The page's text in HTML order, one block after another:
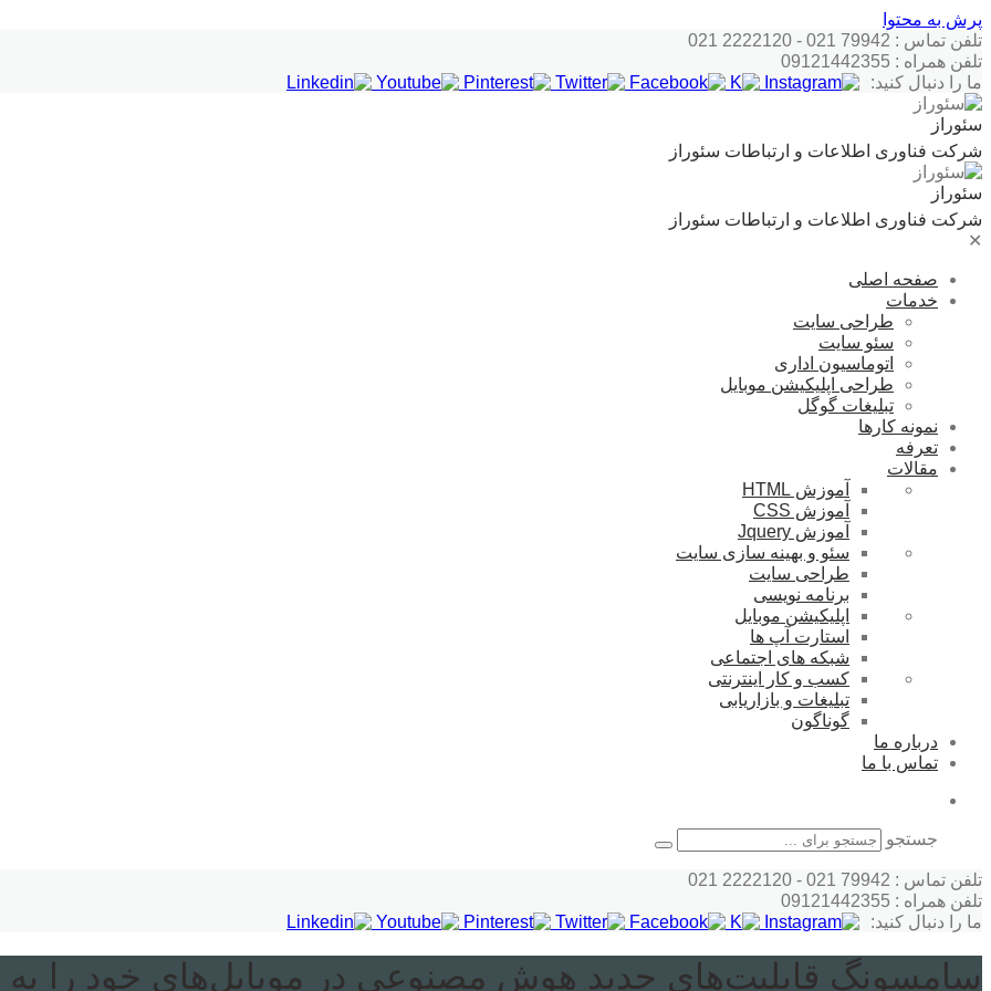
پرش به محتوا
تلفن تماس : 79942 021 - 2222120 021
تلفن همراه : 09121442355
ما را دنبال کنید:
سئوراز
شرکت فناوری اطلاعات و ارتباطات سئوراز
سئوراز
شرکت فناوری اطلاعات و ارتباطات سئوراز
✕
صفحه اصلی
خدمات
طراحی سایت
سئو سایت
اتوماسیون اداری
طراحی اپلیکیشن موبایل
تبلیغات گوگل
نمونه کارها
تعرفه
مقالات
آموزش HTML
آموزش CSS
آموزش Jquery
سئو و بهینه سازی سایت
طراحی سایت
برنامه نویسی
اپلیکیشن موبایل
استارت آپ ها
شبکه های اجتماعی
کسب و کار اینترنتی
تبلیغات و بازاریابی
گوناگون
درباره ما
تماس با ما
جستجو
تلفن تماس : 79942 021 - 2222120 021
تلفن همراه : 09121442355
ما را دنبال کنید:
سامسونگ قابلیت‌های جدید هوش‌ مصنوعی در موبایل‌های خود را